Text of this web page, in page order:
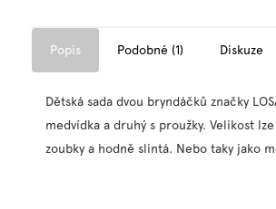
Popis Podobné (1) Diskuze
Dětská sada dvou bryndáčků značky
medvídka a druhý s proužky. Velikost
zoubky a hodně slintá. Nebo taky jako